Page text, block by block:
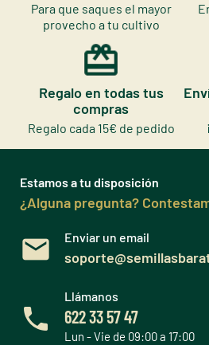
Para que saques el mayor
provecho a tu cultivo
Regalo en todas tus
compras
Regalo cada 15€ de pedido
Estamos a tu disposición
¿Alguna pregunta?
Enviar un email
Llámanos
622 33 57 47
Lun - Vie de 09:00 a 17:00